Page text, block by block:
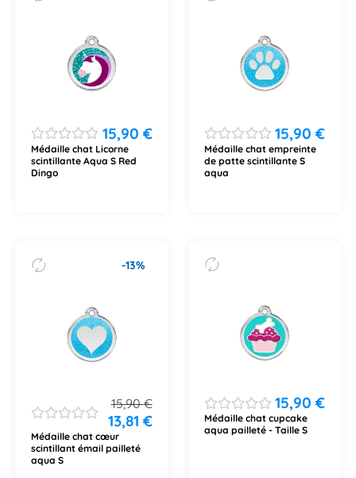
15,90 €
Médaille chat Licorne
scintillante Aqua S Red
Dingo
15,90€
Médaille chat empreinte
de patte scintillante S
aqua
-13%
15,90€
13,81 €
Médaille chat cœur
scintillant émail pailleté
aqua S
15,90€
Médaille chat cupcake
aqua pailleté - Taille S